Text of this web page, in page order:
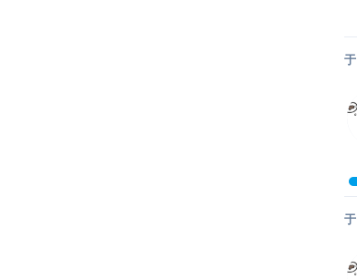
于
于